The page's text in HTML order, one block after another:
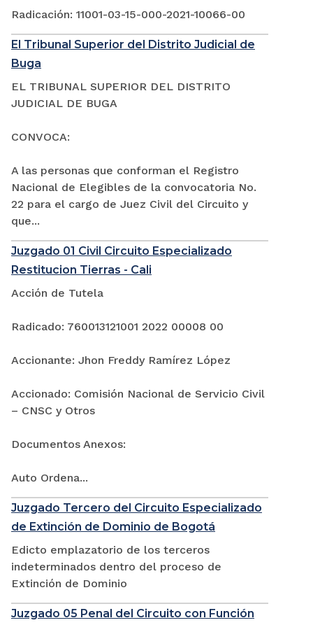
Radicación: 11001-03-15-000-2021-10066-00
El Tribunal Superior del Distrito Judicial de
Buga
EL TRIBUNAL SUPERIOR DEL DISTRITO
JUDICIAL DE BUGA
CONVOCA:
A las personas que conforman el Registro
Nacional de Elegibles de la convocatoria No.
22 para el cargo de Juez Civil del Circuito y
que...
Juzgado 01 Civil Circuito Especializado
Restitucion Tierras - Cali
Acción de Tutela
Radicado: 760013121001 2022 00008 00
Accionante: Jhon Freddy Ramírez López
Accionado: Comisión Nacional de Servicio Civil
– CNSC y Otros
Documentos Anexos:
Auto Ordena...
Juzgado Tercero del Circuito Especializado
de Extinción de Dominio de Bogotá
Edicto emplazatorio de los terceros
indeterminados dentro del proceso de
Extinción de Dominio
Juzgado 05 Penal del Circuito con Función